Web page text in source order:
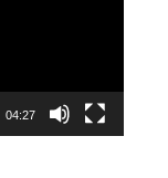
04:27